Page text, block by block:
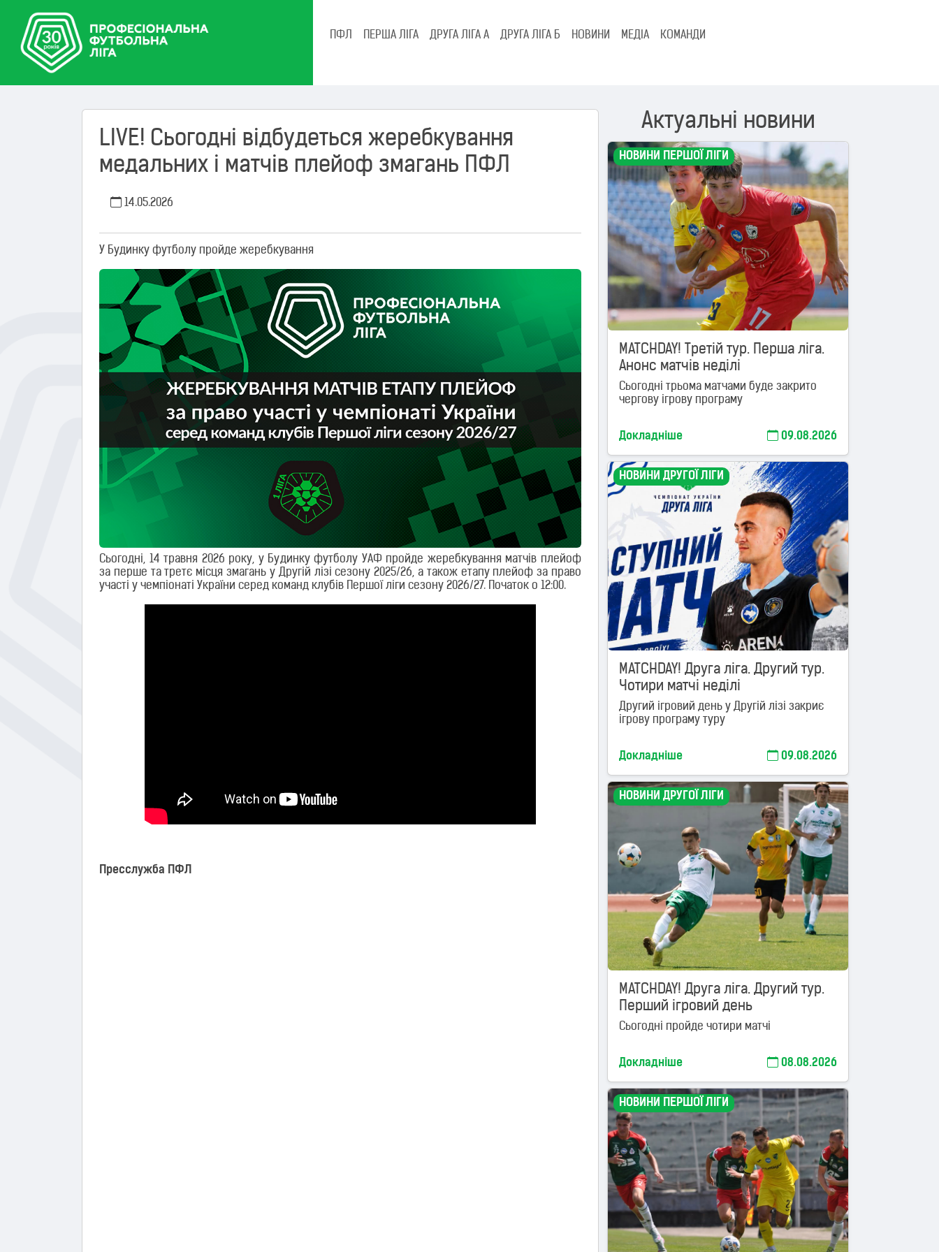
ПФЛ ПЕРША ЛІГА ДРУГА ЛІГА А ДРУГА ЛІГА Б НОВИНИ МЕДІА КОМАНДИ
LIVE! Сьогодні відбудеться жеребкування
медальних і матчів плейоф змагань ПФЛ
14.05.2026
У Будинку футболу пройде жеребкування
Сьогодні, 14 травня 2026 року, у Будинку футболу УАФ пройде жеребкування матчів плейоф
за перше та третє місця змагань у Другій лізі сезону 2025/26, а також етапу плейоф за право
участі у чемпіонаті України серед команд клубів Першої ліги сезону 2026/27. Початок о 12:00.
Пресслужба ПФЛ
Актуальні новини
НОВИНИ ПЕРШОЇ ЛІГИ
MATCHDAY! Третій тур. Перша ліга.
Анонс матчів неділі
Сьогодні трьома матчами буде закрито
чергову ігрову програму
Докладніше 09.08.2026
НОВИНИ ДРУГОЇ ЛІГИ
MATCHDAY! Друга ліга. Другий тур.
Чотири матчі неділі
Другий ігровий день у Другій лізі закриє
ігрову програму туру
Докладніше 09.08.2026
НОВИНИ ДРУГОЇ ЛІГИ
MATCHDAY! Друга ліга. Другий тур.
Перший ігровий день
Сьогодні пройде чотири матчі
Докладніше 08.08.2026
НОВИНИ ПЕРШОЇ ЛІГИ